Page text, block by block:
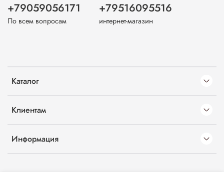
Каталог
Клиентам
Информация
+79059056171
По всем вопросам
+79516095516
интернет-магазин